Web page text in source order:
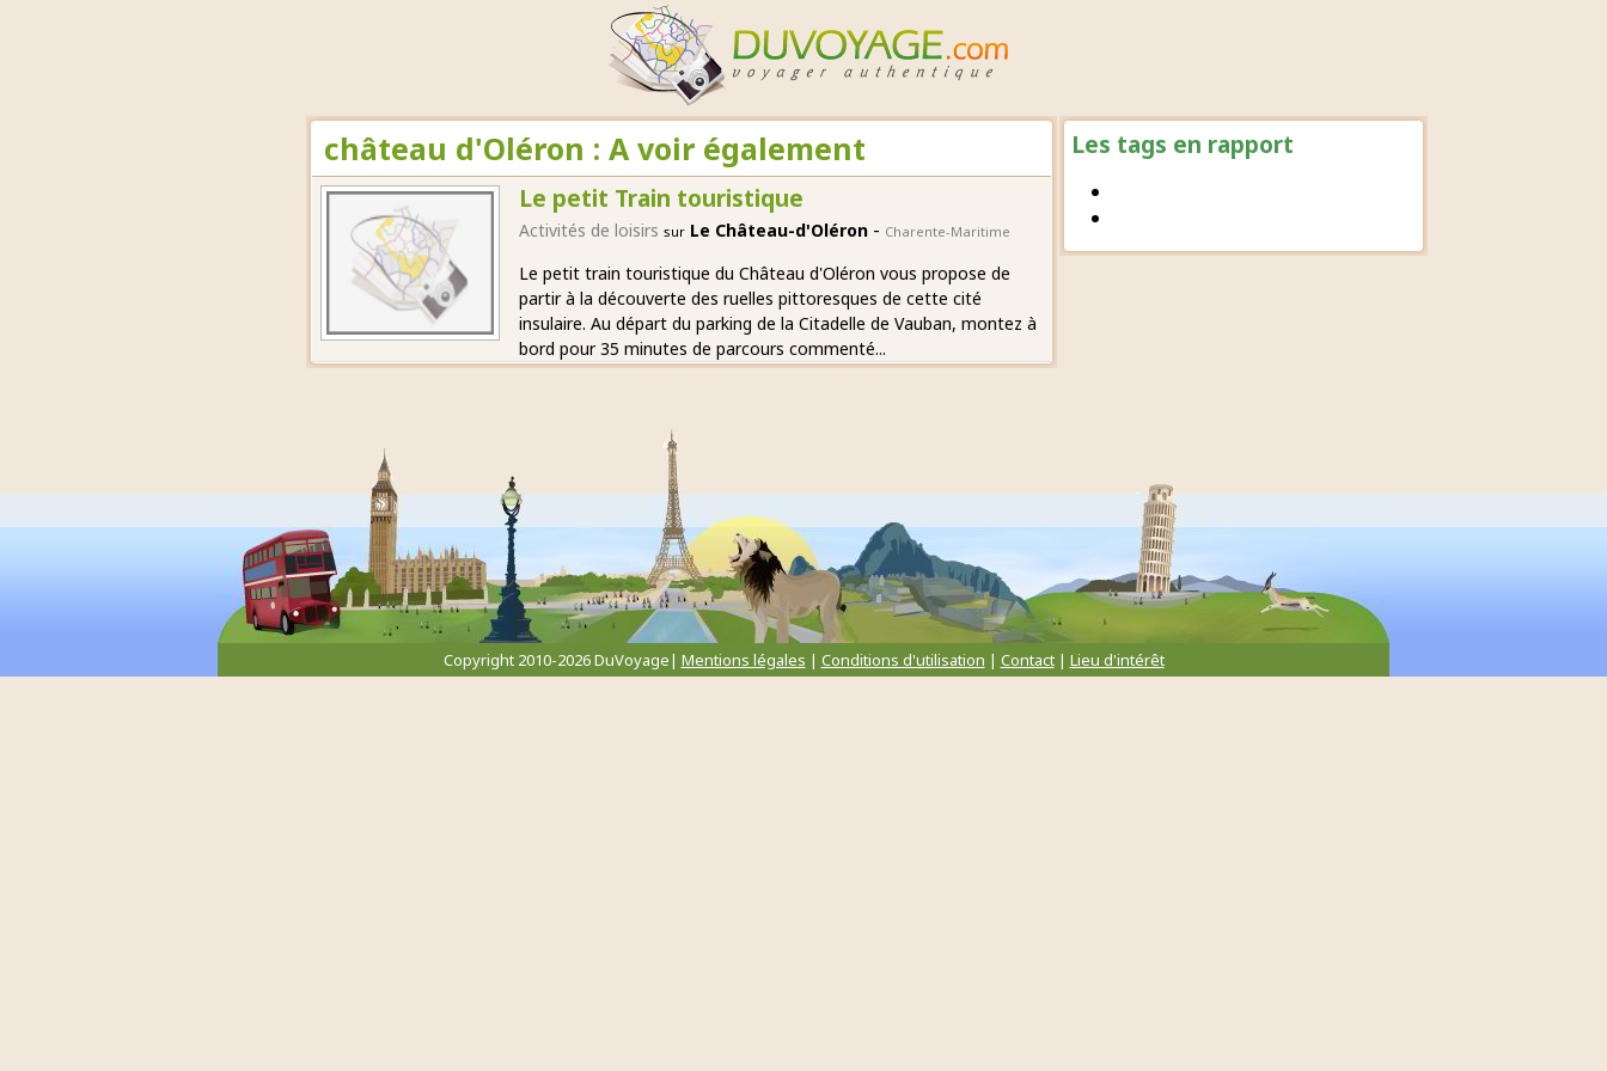
Les tags en rapport
château d'Oléron : A voir également
Le petit Train touristique
Activités de loisirs sur Le Château-d'Oléron - Charente-Maritime
Le petit train touristique du Château d'Oléron vous propose de
partir à la découverte des ruelles pittoresques de cette cité
insulaire. Au départ du parking de la Citadelle de Vauban, montez à
bord pour 35 minutes de parcours commenté...
Copyright 2010-2026 DuVoyage| Mentions légales | Conditions d'utilisation | Contact| Lieu d'intérêt